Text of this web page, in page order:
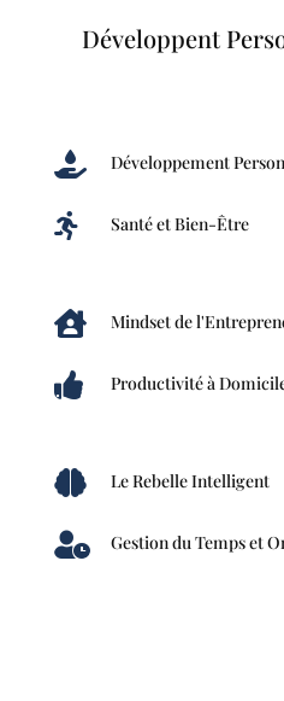
Développent
 Développement
 Santé et Bien-Être
 Mindset de
 Productivité à
 Le Rebelle Intelligent
 Gestion du Temps et